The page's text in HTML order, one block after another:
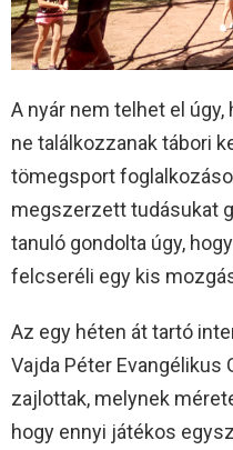
A nyár nem telhet el
ne találkozzanak tábori
tömegsport
megszerzett tudásukat
tanuló gondolta úgy,
felcseréli egy kis
Az egy héten át tartó
Vajda Péter
zajlottak, melynek
hogy ennyi játékos